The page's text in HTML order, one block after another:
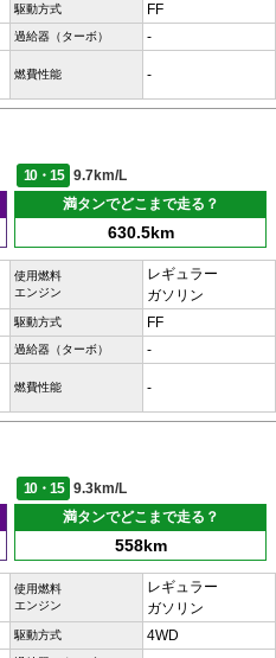
駆動方式 FF
過給器（ターボ） -
燃費性能 -
10・15
9.7km/L
満タンでどこまで走る？
630.5km
使用燃料
エンジン
レギュラー
ガソリン
駆動方式 FF
過給器（ターボ） -
燃費性能 -
10・15
9.3km/L
満タンでどこまで走る？
558km
使用燃料
エンジン
レギュラー
ガソリン
駆動方式 4WD